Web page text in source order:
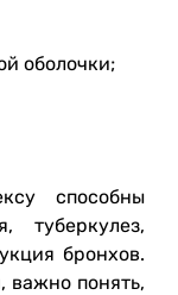
оболочки;
способны
туберкулез,
бронхов.
важно понять,